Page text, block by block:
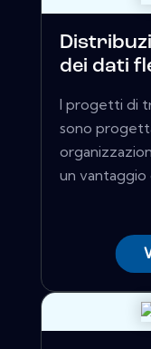
dei dati
I progetti di
sono
un